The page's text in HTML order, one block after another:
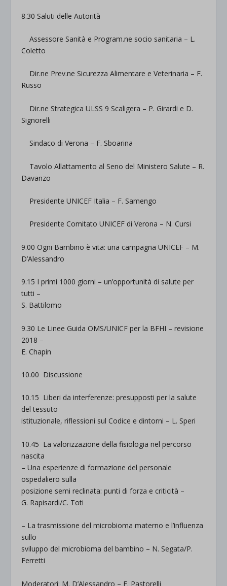
8.30 Saluti delle Autorità
Assessore Sanità e Program.ne socio sanitaria – L.
Coletto
Dir.ne Prev.ne Sicurezza Alimentare e Veterinaria – F.
Russo
Dir.ne Strategica ULSS 9 Scaligera – P. Girardi e D.
Signorelli
Sindaco di Verona – F. Sboarina
Tavolo Allattamento al Seno del Ministero Salute – R.
Davanzo
Presidente UNICEF Italia – F. Samengo
Presidente Comitato UNICEF di Verona – N. Cursi
9.00 Ogni Bambino è vita: una campagna UNICEF – M.
D’Alessandro
9.15 I primi 1000 giorni – un’opportunità di salute per
tutti –
S. Battilomo
9.30 Le Linee Guida OMS/UNICF per la BFHI – revisione
2018 –
E. Chapin
10.00 Discussione
10.15 Liberi da interferenze: presupposti per la salute
del tessuto
istituzionale, riflessioni sul Codice e dintorni – L. Speri
10.45 La valorizzazione della fisiologia nel percorso
nascita
– Una esperienze di formazione del personale
ospedaliero sulla
posizione semi reclinata: punti di forza e criticità –
G. Rapisardi/C. Toti
– La trasmissione del microbioma materno e l’influenza
sullo
sviluppo del microbioma del bambino – N. Segata/P.
Ferretti
Moderatori: M. D’Alessandro – E. Pastorelli